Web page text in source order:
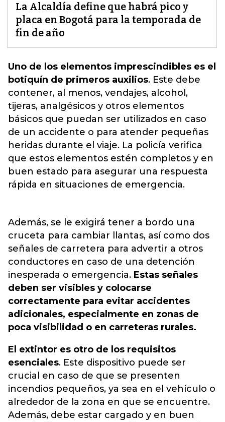
La Alcaldía define que habrá pico y
placa en Bogotá para la temporada de
fin de año
Uno de los elementos imprescindibles es el
botiquín de primeros auxilios. Este debe
contener, al menos, vendajes, alcohol,
tijeras, analgésicos y otros elementos
básicos que puedan ser utilizados en caso
de un accidente o para atender pequeñas
heridas durante el viaje. La policía verifica
que estos elementos estén completos y en
buen estado para asegurar una respuesta
rápida en situaciones de emergencia.
Además, se le exigirá tener a bordo una
cruceta para cambiar llantas, así como dos
señales de carretera para advertir a otros
conductores en caso de una detención
inesperada o emergencia. Estas señales
deben ser visibles y colocarse
correctamente para evitar accidentes
adicionales, especialmente en zonas de
poca visibilidad o en carreteras rurales.
El extintor es otro de los requisitos
esenciales. Este dispositivo puede ser
crucial en caso de que se presenten
incendios pequeños, ya sea en el vehículo o
alrededor de la zona en que se encuentre.
Además, debe estar cargado y en buen